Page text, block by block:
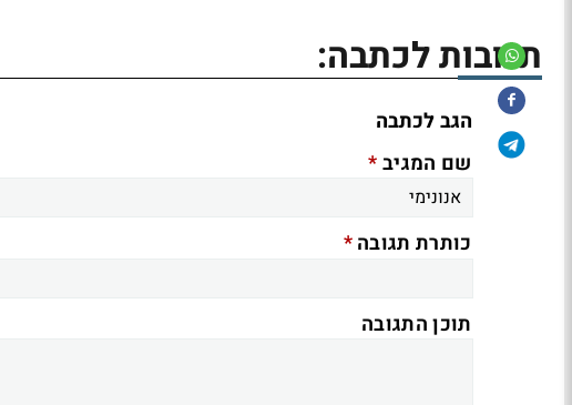
תגובות לכתבה:
הגב לכתבה
שם המגיב*
כותרת תגובה*
תוכן התגובה